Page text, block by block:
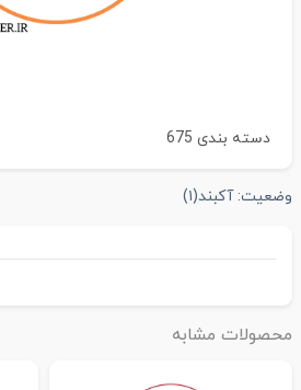
دسته بندی675
آکبند(۱)
مشابه